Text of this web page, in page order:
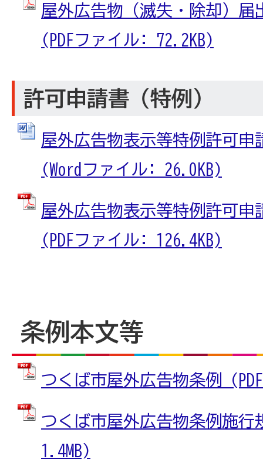
屋外広告物（滅失・除却）届
(PDFファイル: 72.2KB)
許可申請書（特例）
屋外広告物表示等特例許可申
(Wordファイル: 26.0KB)
屋外広告物表示等特例許可申
(PDFファイル: 126.4KB)
条例本文等
つくば市屋外広告物条例
つくば市屋外広告物条例施行
1.4MB)